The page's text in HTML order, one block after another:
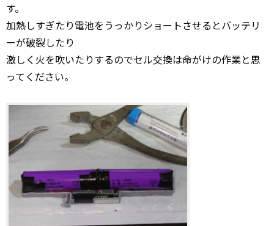
す。
加熱しすぎたり電池をうっかりショートさせるとバッテリ
ーが破裂したり
激しく火を吹いたりするのでセル交換は命がけの作業と思
ってください。